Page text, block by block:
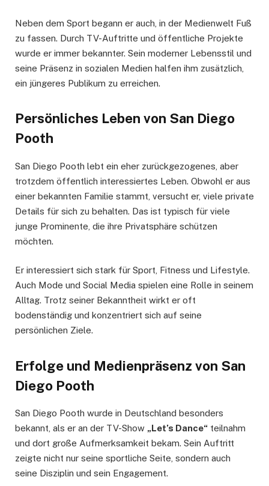
Neben dem Sport begann er auch, in der Medienwelt Fuß
zu fassen. Durch TV-Auftritte und öffentliche Projekte
wurde er immer bekannter. Sein moderner Lebensstil und
seine Präsenz in sozialen Medien halfen ihm zusätzlich,
ein jüngeres Publikum zu erreichen.
Persönliches Leben von San Diego
Pooth
San Diego Pooth lebt ein eher zurückgezogenes, aber
trotzdem öffentlich interessiertes Leben. Obwohl er aus
einer bekannten Familie stammt, versucht er, viele private
Details für sich zu behalten. Das ist typisch für viele
junge Prominente, die ihre Privatsphäre schützen
möchten.
Er interessiert sich stark für Sport, Fitness und Lifestyle.
Auch Mode und Social Media spielen eine Rolle in seinem
Alltag. Trotz seiner Bekanntheit wirkt er oft
bodenständig und konzentriert sich auf seine
persönlichen Ziele.
Erfolge und Medienpräsenz von San
Diego Pooth
San Diego Pooth wurde in Deutschland besonders
bekannt, als er an der TV-Show „Let’s Dance“ teilnahm
und dort große Aufmerksamkeit bekam. Sein Auftritt
zeigte nicht nur seine sportliche Seite, sondern auch
seine Disziplin und sein Engagement.